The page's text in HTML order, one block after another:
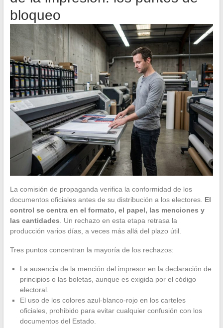
bloqueo
La comisión de propaganda verifica la conformidad de los
documentos oficiales antes de su distribución a los electores. El
control se centra en el formato, el papel, las menciones y
las cantidades . Un rechazo en esta etapa retrasa la
producción varios días, a veces más allá del plazo útil.
Tres puntos concentran la mayoría de los rechazos:
La ausencia de la mención del impresor en la declaración de
principios o las boletas, aunque es exigida por el código
electoral.
El uso de los colores azul-blanco-rojo en los carteles
oficiales, prohibido para evitar cualquier confusión con los
documentos del Estado.